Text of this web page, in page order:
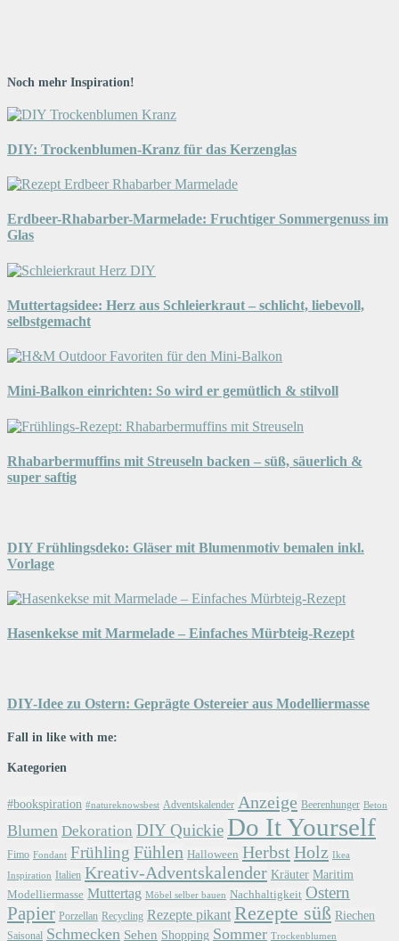
Noch mehr Inspiration!
DIY: Trockenblumen-Kranz für das Kerzenglas
Erdbeer-Rhabarber-Marmelade: Fruchtiger Sommergenuss im
Glas
Muttertagsidee: Herz aus Schleierkraut – schlicht, liebevoll,
selbstgemacht
Mini-Balkon einrichten: So wird er gemütlich & stilvoll
Rhabarbermuffins mit Streuseln backen – süß, säuerlich &
super saftig
DIY Frühlingsdeko: Gläser mit Blumenmotiv bemalen inkl.
Vorlage
Hasenkekse mit Marmelade – Einfaches Mürbteig-Rezept
DIY-Idee zu Ostern: Geprägte Ostereier aus Modelliermasse
Fall in like with me:
Kategorien
#bookspiration #natureknowsbest Adventskalender Anzeige Beerenhunger Beton
Blumen Dekoration DIY Quickie Do It Yourself
Fimo Fondant Frühling Fühlen Halloween Herbst Holz Ikea
Inspiration Italien Kreativ-Adventskalender Kräuter Maritim
Modelliermasse Muttertag Möbel selber bauen Nachhaltigkeit Ostern
Papier Porzellan Recycling Rezepte pikant Rezepte süß Riechen
Saisonal Schmecken Sehen Shopping Sommer Trockenblumen